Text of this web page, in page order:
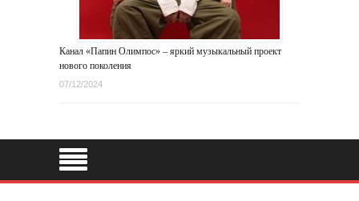
Канал «Папин Олимпос» – яркий музыкальный проект
нового поколения
07/12/2024